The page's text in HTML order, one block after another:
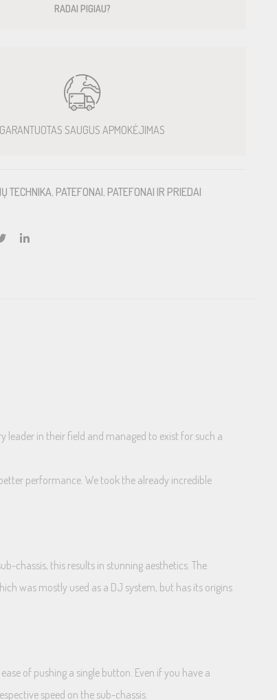
RADAI PIGIAU?
GARANTUOTAS SAUGUS APMOKĖJIMAS
TECHNIKA, PATEFONAI, PATEFONAI IR PRIEDAI
leader in their field and managed to exist for such a
performance. We took the already incredible
chassis, this results in stunning aesthetics. The
was mostly used as a DJ system, but has its origins
of pushing a single button. Even if you have a
speed on the sub-chassis.